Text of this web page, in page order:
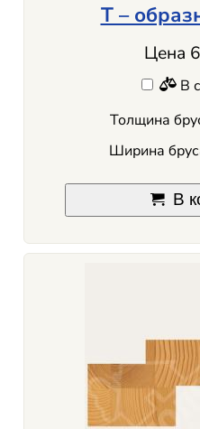
Т –
Цена
В
Толщина
Ширина
В